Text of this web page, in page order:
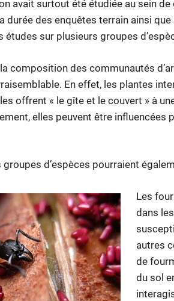
avait surtout été étudiée au sein de
durée des enquêtes terrain ainsi
sur plusieurs groupes
la composition des communautés
En effet, les plantes
offrent « le gîte et le couvert » à
elles peuvent être influencées
d’espèces pourraient
Les
dans
autres
de
du sol